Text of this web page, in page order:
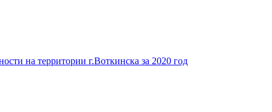
на территории г.Воткинска за 2020 год